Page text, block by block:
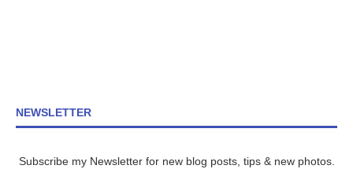
NEWSLETTER
Subscribe my Newsletter for new blog posts, tips & new photos.